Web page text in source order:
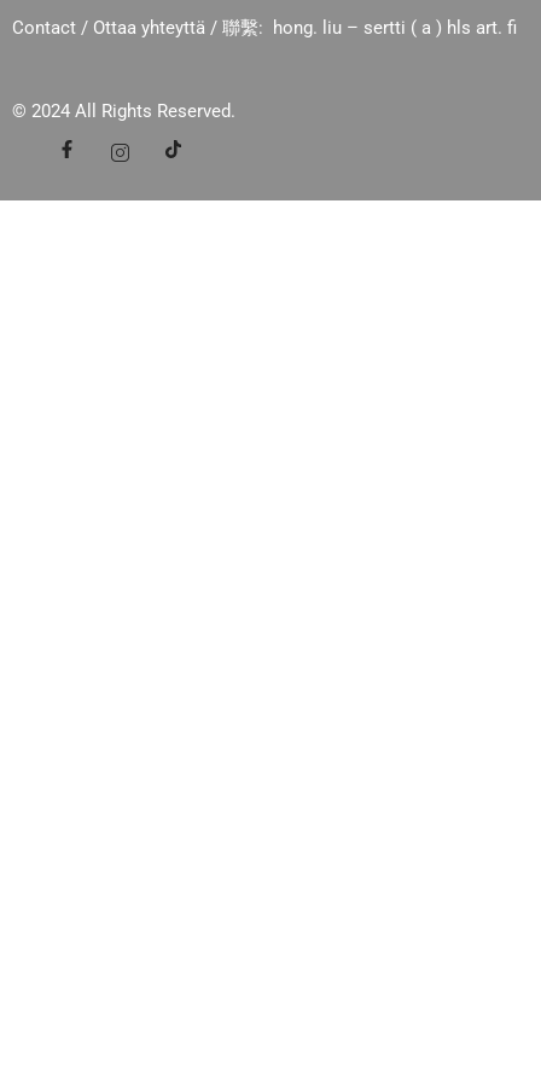
Contact / Ottaa yhteyttä / 聯繫: hong. liu – sertti ( a ) hls art. fi
© 2024 All Rights Reserved.